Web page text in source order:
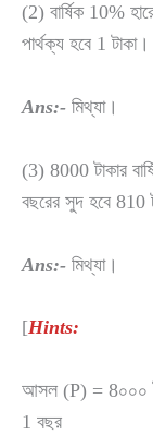
(2) বার্ষিক 10%
পার্থক্য হবে 1 টাকা।
Ans:- মিথ্যা।
(3) 8000 টাকার
বছরের সুদ হবে 810
Ans:- মিথ্যা।
[Hints:
আসল (P) = 8০০০
1 বছর